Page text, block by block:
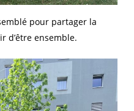
pour partager la
d’être ensemble.